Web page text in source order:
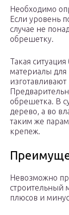
Необходимо
Если уровень
случае не
обрешетку.
Такая
материалы для
обрешетка. В
дерево, а во
таким же
крепеж.
Невозможно
строительный
плюсов и